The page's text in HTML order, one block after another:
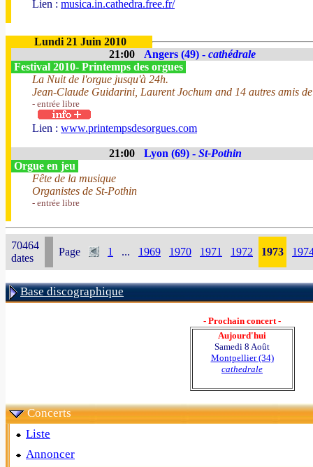
Lien : musica.in.cathedra.free.fr/
Lundi 21 Juin 2010
21:00
Angers (49) - cathédrale
Festival 2010- Printemps des orgues
La Nuit de l'orgue jusqu'à 24h.
Jean-Claude Guidarini, Laurent Jochum and 14 autres amis
- entrée libre
Lien : www.printempsdesorgues.com
21:00 Lyon (69) - St-Pothin
Orgue en jeu
Fête de la musique
Organistes de St-Pothin
- entrée libre
70464
dates
Page 1 ... 1969 1970 1971 1972 1973
Base discographique
- Prochain concert -
Aujourd'hui
Samedi 8 Août
Montpellier (34)
cathedrale
Concerts
Liste
Annoncer